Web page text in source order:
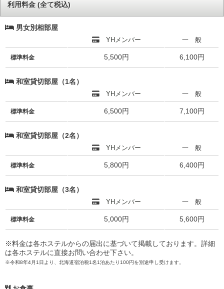
利用料金 (全て税込)
男女別相部屋
YHメンバー 一 般
標準料金 5,500円 6,100円
和室貸切部屋（1名）
YHメンバー 一 般
標準料金 6,500円 7,100円
和室貸切部屋（2名）
YHメンバー 一 般
標準料金 5,800円 6,400円
和室貸切部屋（3名）
YHメンバー 一 般
標準料金 5,000円 5,600円
※料金は各ホステルからの届出に基づいて掲載しております。詳細
は各ホステルに直接お問い合わせ下さい。
※令和8年4月1日より、北海道宿泊税1名1泊あたり100円を別途申し受けます。